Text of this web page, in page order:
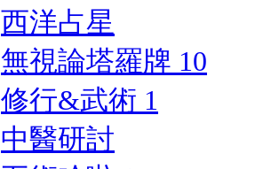
西洋占星
無視論塔羅牌 10
修行&武術 1
中醫研討